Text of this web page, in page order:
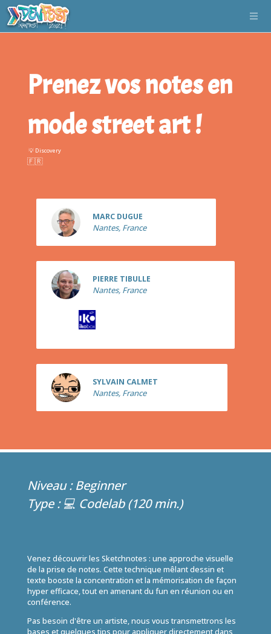
Prenez vos notes en
mode street art !
💡 Discovery
Marc
MARC DUGUE
Nantes, France
Pierre
PIERRE TIBULLE
Nantes, France
Sylvain
SYLVAIN CALMET
Nantes, France
Beginner
💻 Codelab
Venez découvrir les Sketchnotes : une approche visuelle
de la prise de notes. Cette technique mêlant dessin et
texte booste la concentration et la mémorisation de façon
hyper efficace, tout en amenant du fun en réunion ou en
conférence.
Pas besoin d'être un artiste, nous vous transmettrons les
bases et quelques tips pour appliquer directement dans